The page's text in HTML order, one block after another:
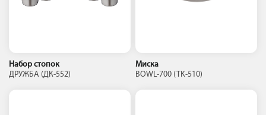
Набор стопок
ДРУЖБА (ДК-552)
Миска
BOWL-700 (TK-510)